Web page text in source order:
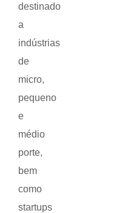
destinado
a
indústrias
de
micro,
pequeno
e
médio
porte,
bem
como
startups